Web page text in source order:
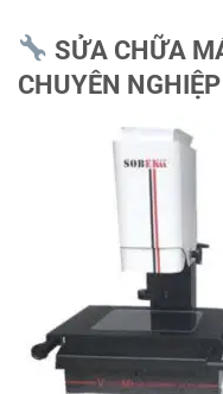
SỬA CHỮA
CHUYÊN NGHIỆP